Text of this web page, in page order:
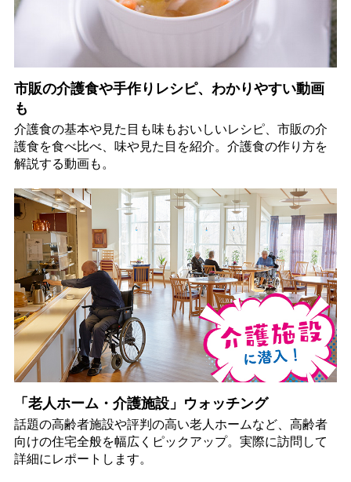
市販の介護食や手作りレシピ、わかりやすい動画
も
介護食の基本や見た目も味もおいしいレシピ、市販の介
護食を食べ比べ、味や見た目を紹介。介護食の作り方を
解説する動画も。
「老人ホーム・介護施設」ウォッチング
話題の高齢者施設や評判の高い老人ホームなど、高齢者
向けの住宅全般を幅広くピックアップ。実際に訪問して
詳細にレポートします。